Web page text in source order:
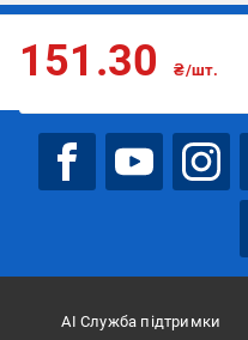
151.30 ₴/шт.
Підписуйтесь, щоб
АІ Служба підтримки